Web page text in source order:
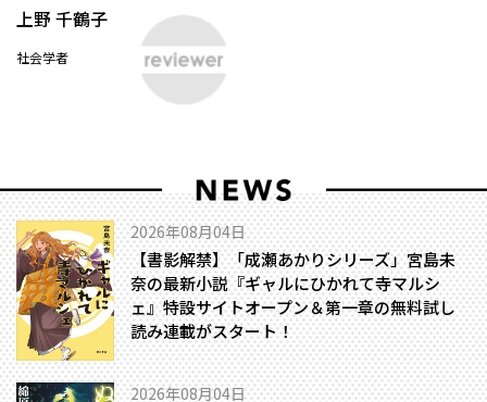
上野 千鶴子
社会学者
2026年08月04日
【書影解禁】「成瀬あかりシリーズ」宮島未
奈の最新小説『ギャルにひかれて寺マルシ
ェ』特設サイトオープン＆第一章の無料試し
読み連載がスタート！
2026年08月04日